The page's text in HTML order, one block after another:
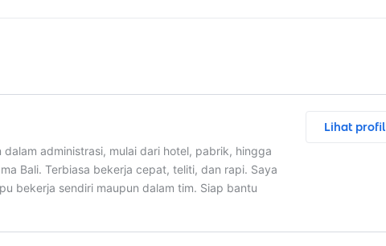
administrasi, mulai dari hotel, pabrik, hingga
Bali. Terbiasa bekerja cepat, teliti, dan rapi. Saya
bekerja sendiri maupun dalam tim. Siap bantu
Lihat profil